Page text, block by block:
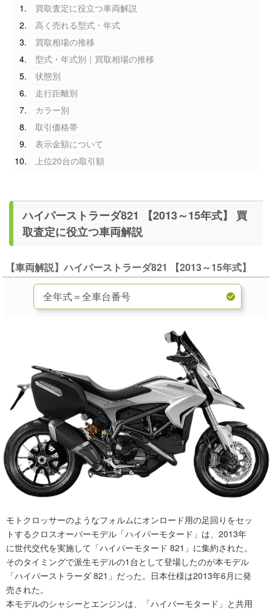
買取査定に役立つ車両解説
高く売れる型式・年式
買取相場の推移
型式・年式別｜買取相場の推移
状態別
走行距離別
カラー別
取引価格帯
表示金額について
上位20台の取引額
ハイパーストラーダ821 【2013～15年式】 買
取査定に役立つ車両解説
【車両解説】ハイパーストラーダ821 【2013～15年式】
モトクロッサーのようなフォルムにオンロード用の足回りをセッ
トするクロスオーバーモデル「ハイパーモタード」は、2013年
に世代交代を実施して「ハイパーモタード 821」に集約された。
そのタイミングで派生モデルの1台として登場したのが本モデル
「ハイパーストラーダ 821」だった。日本仕様は2013年6月に発
売された。
本モデルのシャシーとエンジンは、「ハイパーモタード」と共用